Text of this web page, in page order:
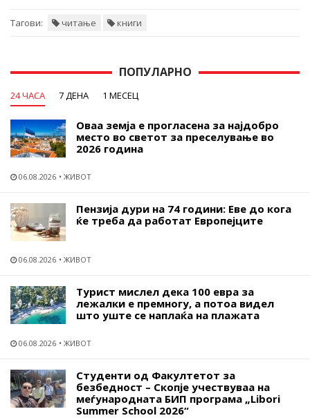
Тагови: читање книги
ПОПУЛАРНО
24 ЧАСА 7 ДЕНА 1 МЕСЕЦ
Оваа земја е прогласена за најдобро
место во светот за преселување во
2026 година
06.08.2026 ЖИВОТ
Пензија дури на 74 години: Еве до кога
ќе треба да работат Европејците
06.08.2026 ЖИВОТ
Турист мислел дека 100 евра за
лежалки е премногу, а потоа видел
што уште се наплаќа на плажата
06.08.2026 ЖИВОТ
Студенти од Факултетот за
безбедност – Скопје учествуваа на
меѓународната БИП програма „Libori
Summer School 2026“